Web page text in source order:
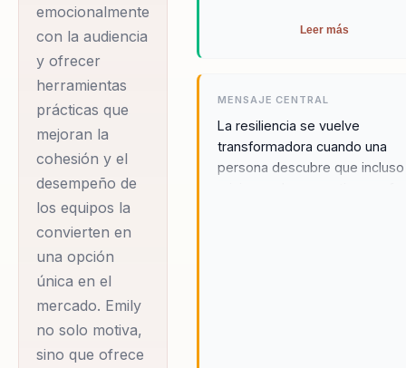
Emily se ha coronado
como bicampeona
mundial en triatlón y
fútbol de amputados,
y ha completado 9
Ironman. Su enfoque
en la resiliencia y el
propósito es evidente
en cada una de sus
charlas, donde
comparte no solo
sus logros, sino
también las
herramientas
emocionalmente
con la audiencia
y ofrecer
herramientas
prácticas que
mejoran la
cohesión y el
desempeño de
los equipos la
convierten en
una opción
única en el
mercado. Emily
no solo motiva,
sino que ofrece
Leer más
MENSAJE CENTRAL
La resiliencia se vuelve
transformadora cuando una
persona descubre que incluso